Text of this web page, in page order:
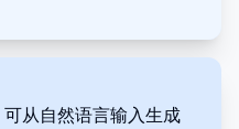
从自然语言输入生成